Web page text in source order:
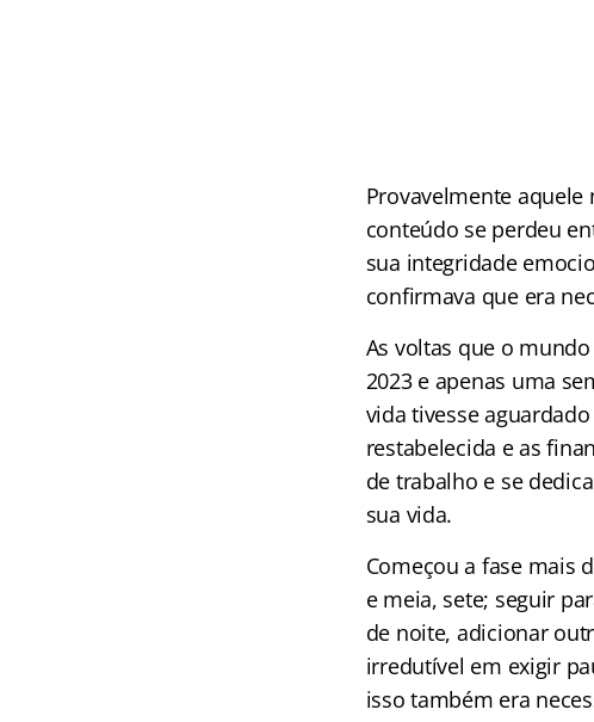
Provavelmente
conteúdo se perdeu
sua integridade
confirmava que era
As voltas que o
2023 e apenas uma
vida tivesse
restabelecida e as
de trabalho e se
sua vida.
Começou a fase mais
e meia, sete; seguir
de noite, adicionar
irredutível em exigir
isso também era